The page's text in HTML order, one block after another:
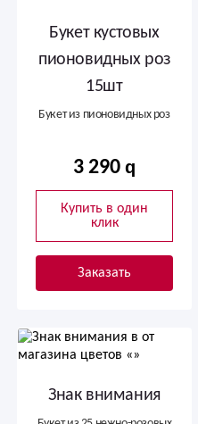
Букет кустовых
пионовидных роз
15шт
Букет из пионовидных роз
3 290
Купить в один
клик
Заказать
Знак внимания